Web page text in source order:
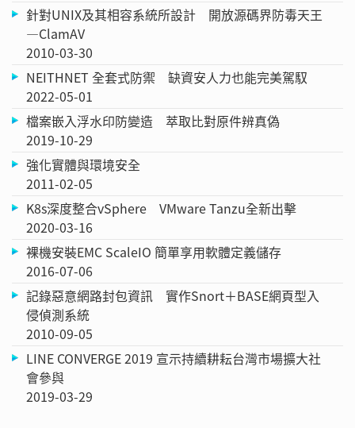
針對UNIX及其相容系統所設計 開放源碼界防毒天王
—ClamAV
2010-03-30
NEITHNET 全套式防禦 缺資安人力也能完美駕馭
2022-05-01
檔案嵌入浮水印防變造 萃取比對原件辨真偽
2019-10-29
強化實體與環境安全
2011-02-05
K8s深度整合vSphere VMware Tanzu全新出擊
2020-03-16
裸機安裝EMC ScaleIO 簡單享用軟體定義儲存
2016-07-06
記錄惡意網路封包資訊 實作Snort＋BASE網頁型入
侵偵測系統
2010-09-05
LINE CONVERGE 2019 宣示持續耕耘台灣市場擴大社
會參與
2019-03-29